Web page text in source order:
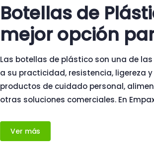
Botellas de
mejor opción
Las botellas de plástico son una de
a su practicidad, resistencia, ligereza
productos de cuidado personal,
otras soluciones comerciales. En
Ver más